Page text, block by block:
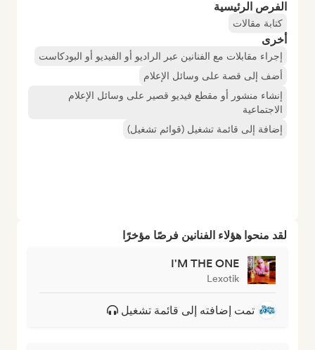
الفرص الرئيسية
كتابة مقالات
أخرى
إجراء مقابلات مع الفنانين عبر الراديو أو الفيديو أو البودكاست
أضف إلى قصة على وسائل الإعلام
إنشاء منشور أو مقطع فيديو قصير على وسائل الإعلام
الاجتماعية
إضافة إلى قائمة تشغيل (قوائم تشغيل)
لقد منحوا هؤلاء الفنانين فرصًا مؤخرًا
I'M THE ONE
Lexotik
تمت إضافته إلى قائمة تشغيل